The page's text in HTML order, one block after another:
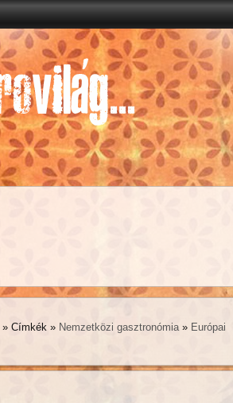
» Címkék » Nemzetközi gasztronómia» Európai